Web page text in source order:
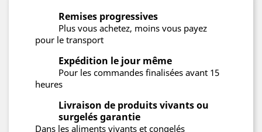
Remises progressives
Plus vous achetez, moins vous payez
pour le transport
Expédition le jour même
Pour les commandes finalisées avant 15
heures
Livraison de produits vivants ou
surgelés garantie
Dans les aliments vivants et congelés